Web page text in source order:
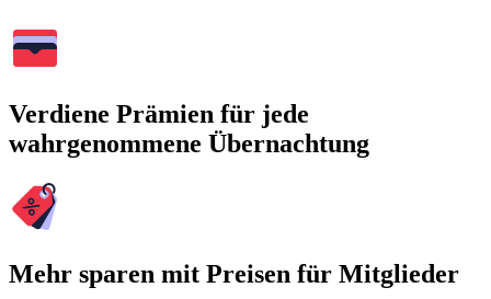
Verdiene Prämien für jede
wahrgenommene Übernachtung
Mehr sparen mit Preisen für Mitglieder